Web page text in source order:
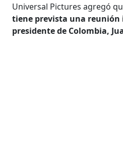
Universal Pictures agregó
tiene prevista una reunión
presidente de Colombia,